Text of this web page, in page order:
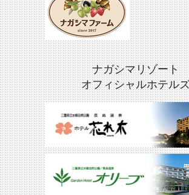
ナガシマリゾート
オフィシャルホテル